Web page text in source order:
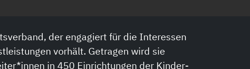
der engagiert für die Interessen
vorhält. Getragen wird sie
in 450 Einrichtungen der Kinder-